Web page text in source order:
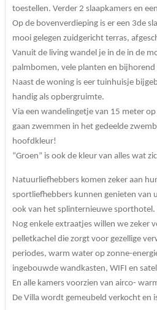
toestellen. Verder 2 slaapkamers en
Op de bovenverdieping is er een 3de
mooi gelegen zuidgericht terras,
Vanuit de living wandel je in de in de
palmbomen, vele planten en bijhorend
Naast de woning is eer tuinhuisje
handig als opbergruimte.
Via een wandelingetje van 15 meter
gaan zwemmen in het gedeelde
hoofdkleur!
“Groen” is ook de kleur van alles wat
Natuurliefhebbers komen zeker aan
sportliefhebbers kunnen genieten van
ook van het splinternieuwe sporthotel.
Nog enkele extraatjes willen we zeker
pelletkachel die zorgt voor gezellige
periodes, warm water op zonne-
ingebouwde wandkasten, WIFI en
En alle kamers voorzien van airco-
De Villa wordt gemeubeld verkocht en